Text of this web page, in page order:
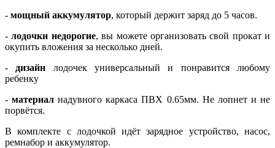
- мощный аккумулятор, который держит заряд до 5 часов.
-лодочки недорогие, вы можете организовать свой прокат и
окупить вложения за несколько дней.
- дизайн лодочек универсальный и понравится любому
ребенку
-материал надувного каркаса ПВХ 0.65мм. Не лопнет и не
порвётся.
В комплекте с лодочкой идёт зарядное устройство, насос,
ремнабор и аккумулятор.